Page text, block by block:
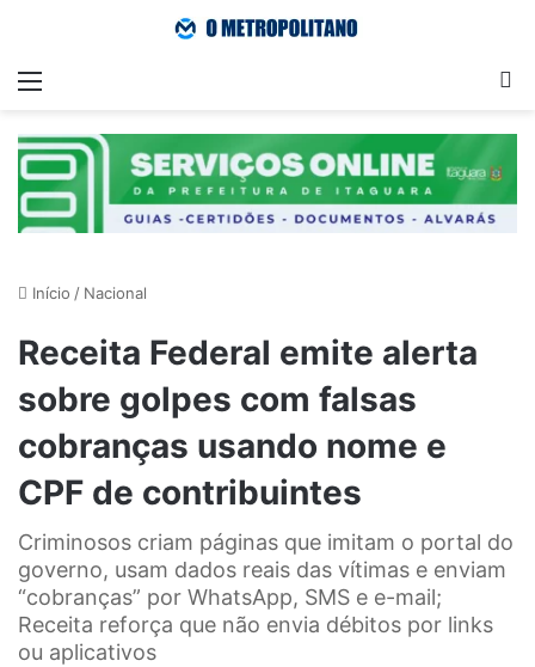
Menu
Início / Nacional
Receita Federal emite alerta
sobre golpes com falsas
cobranças usando nome e
CPF de contribuintes
Criminosos criam páginas que imitam o portal do
governo, usam dados reais das vítimas e enviam
“cobranças” por WhatsApp, SMS e e-mail;
Receita reforça que não envia débitos por links
ou aplicativos